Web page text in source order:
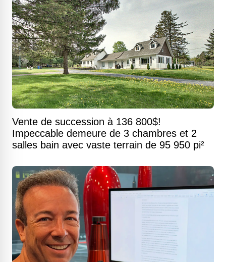
Vente de succession à 136 800$!
Impeccable demeure de 3 chambres et 2
salles bain avec vaste terrain de 95 950 pi²